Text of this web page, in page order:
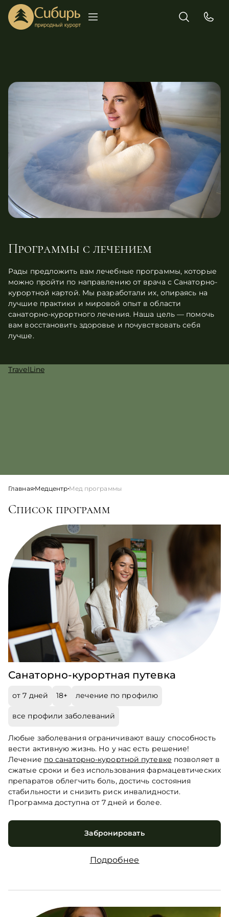
Программы с лечением
Рады предложить вам лечебные программы, которые
можно пройти по направлению от врача с Санаторно-
курортной картой. Мы разработали их, опираясь на
лучшие практики и мировой опыт в области
санаторно-курортного лечения. Наша цель — помочь
вам восстановить здоровье и почувствовать себя
лучше.
TravelLine
ГлавнаяМедцентрМед программы
Список программ
Санаторно-курортная путевка
от 7 дней 18+ лечение по профилю
все профили заболеваний
Любые заболевания ограничивают вашу способность
вести активную жизнь. Но у нас есть решение!
Лечение по санаторно-курортной путевке позволяет в
сжатые сроки и без использования фармацевтических
препаратов облегчить боль, достичь состояния
стабильности и снизить риск инвалидности.
Программа доступна от 7 дней и более.
Забронировать
Подробнее